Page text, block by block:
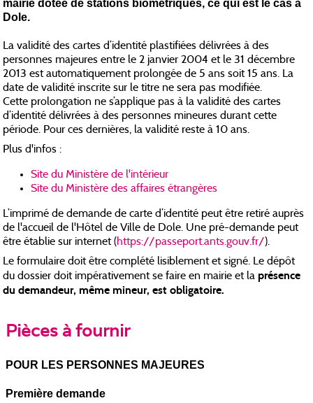
mairie dotée de stations biométriques, ce qui est le cas à
Dole.
La validité des cartes d’identité plastifiées délivrées à des
personnes majeures entre le 2 janvier 2004 et le 31 décembre
2013 est automatiquement prolongée de 5 ans soit 15 ans. La
date de validité inscrite sur le titre ne sera pas modifiée.
Cette prolongation ne s’applique pas à la validité des cartes
d’identité délivrées à des personnes mineures durant cette
période. Pour ces dernières, la validité reste à 10 ans.
Plus d'infos :
Site du Ministère de l'intérieur
Site du Ministère des affaires étrangères
L’imprimé de demande de carte d’identité peut être retiré auprès
de l'accueil de l'Hôtel de Ville de Dole. Une pré-demande peut
être établie sur internet (https://passeport.ants.gouv.fr/).
Le formulaire doit être complété lisiblement et signé. Le dépôt
du dossier doit impérativement se faire en mairie et la présence
du demandeur, même mineur, est obligatoire.
Pièces à fournir
POUR LES PERSONNES MAJEURES
Première demande